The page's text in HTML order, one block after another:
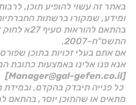
באתר זה עשוי להופיע תוכן,
ומידע, שמקורו ברשתות
בהתאם להוראות
התשס"ח–2007.
אם אתם בעלי זכויות בתוכן
אנא פנו אלינו באמצעות כתובת
[Manager@gal-gefen.co.il]
כל פנייה תיבדק בהקדם, ובמידת
מתאים או שהתוכן יוסר, בהתאם